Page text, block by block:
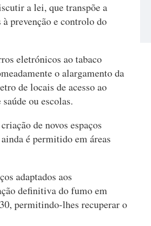
a lei, que transpõe a
prevenção e controlo do
eletrónicos ao tabaco
o alargamento da
de locais de acesso ao
ou escolas.
de novos espaços
é permitido em áreas
adaptados aos
definitiva do fumo em
permitindo-lhes recuperar o